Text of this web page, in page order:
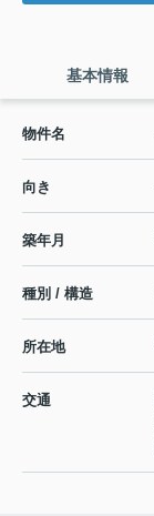
基本情報
物件名
向き
築年月
種別 / 構造
所在地
交通